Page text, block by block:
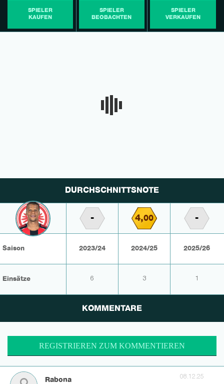
SPIELER
KAUFEN
SPIELER
BEOBACHTEN
SPIELER
VERKAUFEN
DURCHSCHNITTSNOTE
- 4,00 -
Saison 2023/24 2024/25 2025/26
Einsätze 6 3 1
KOMMENTARE
REGISTRIEREN ZUM KOMMENTIEREN
Rabona 08.12.25